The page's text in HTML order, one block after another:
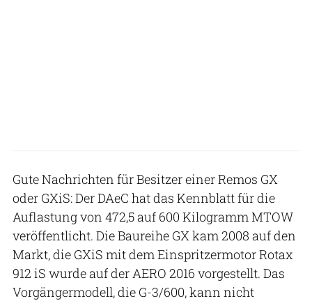
Gute Nachrichten für Besitzer einer Remos GX
oder GXiS: Der DAeC hat das Kennblatt für die
Auflastung von 472,5 auf 600 Kilogramm MTOW
veröffentlicht. Die Baureihe GX kam 2008 auf den
Markt, die GXiS mit dem Einspritzermotor Rotax
912 iS wurde auf der AERO 2016 vorgestellt. Das
Vorgängermodell, die G-3/600, kann nicht